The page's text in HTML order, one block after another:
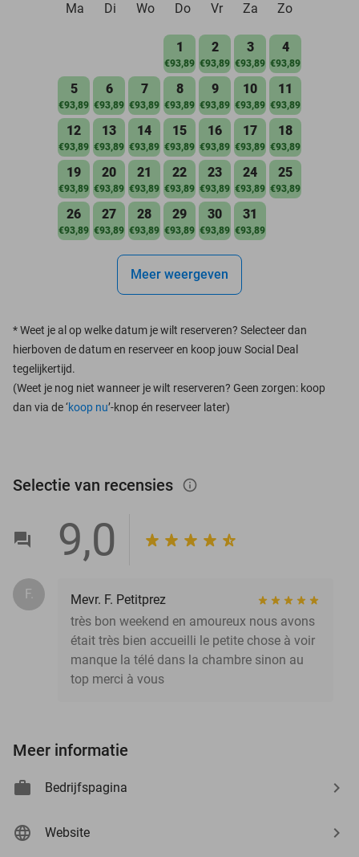
Ma
Di Wo Do Vr Za Zo
1
€93,89
2
€93,89
3
€93,89
4
€93,89
5
€93,89
6
€93,89
7
€93,89
8
€93,89
9
€93,89
10
€93,89
11
€93,89
12
€93,89
13
€93,89
14
€93,89
15
€93,89
16
€93,89
17
€93,89
18
€93,89
19
€93,89
20
€93,89
21
€93,89
22
€93,89
23
€93,89
24
€93,89
25
€93,89
26
€93,89
27
€93,89
28
€93,89
29
€93,89
30
€93,89
31
€93,89
Meer weergeven
*Weet je al op welke datum je wilt reserveren? Selecteer dan
hierboven de datum en reserveer en koop jouw Social Deal
tegelijkertijd.
(Weet je nog niet wanneer je wilt reserveren? Geen zorgen: koop
dan via de ‘koop nu’-knop én reserveer later)
Selectie van recensies info_outlined
9,0
F.
Mevr. F. Petitprez
très bon weekend en amoureux nous avons
était très bien accueilli le petite chose à voir
manque la télé dans la chambre sinon au
top merci à vous
Meer informatie
Bedrijfspagina
Website